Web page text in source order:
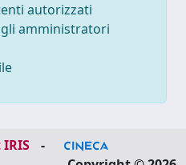
autorizzati
amministratori
-